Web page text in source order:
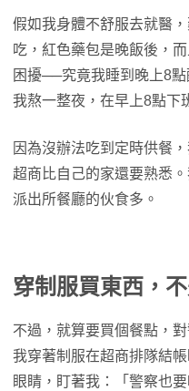
假如我身體不舒服去就醫
吃，紅色藥包是晚飯後，
困擾──究竟我睡到晚上8
我熬一整夜，在早上8點下
因為沒辦法吃到定時供餐
超商比自己的家還要熟悉
派出所餐廳的伙食多。
穿制服買東西，
不過，就算要買個餐點，
我穿著制服在超商排隊結
眼睛，盯著我：「警察也